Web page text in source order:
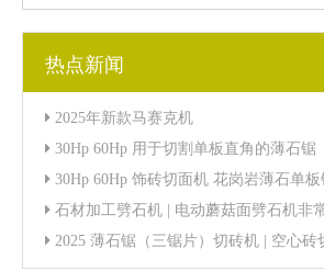
热点新闻
2025年新款马赛克机
30Hp 60Hp 用于切割单板直角的薄石锯
30Hp 60Hp 饰砖切面机 花岗岩薄石单
石材加工劈石机 | 电动蘑菇面劈石机非常适合切割砂岩、石
2025 薄石锯（三锯片）切砖机 | 空心砖切割机 | 石材切割